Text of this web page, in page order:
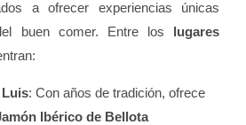
a ofrecer experiencias únicas
buen comer. Entre los
lugares
Luis: Con años de tradición, ofrece
Ibérico de Bellota